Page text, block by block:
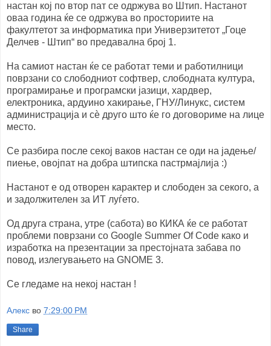
настан кој по втор пат се одржува во Штип. Настанот
оваа година ќе се одржува во просториите на
факултетот за информатика при Универзитетот „Гоце
Делчев - Штип“ во предавална број 1.
На самиот настан ќе се работат теми и работилници
поврзани со слободниот софтвер, слободната култура,
програмирање и програмски јазици, хардвер,
електроника, ардуино хакирање, ГНУ/Линукс, систем
администрација и сѐ друго што ќе го договориме на лице
место.
Се разбира после секој ваков настан се оди на јадење/
пиење, овојпат на добра штипска пастрмајлија :)
Настанот е од отворен карактер и слободен за секого, а
и задолжителен за ИТ луѓето.
Од друга страна, утре (сабота) во КИКА ќе се работат
проблеми поврзани со Google Summer Of Code како и
изработка на презентации за престојната забава по
повод, излегувањето на GNOME 3.
Се гледаме на некој настан !
Алекс во 7:29:00 PM
Share